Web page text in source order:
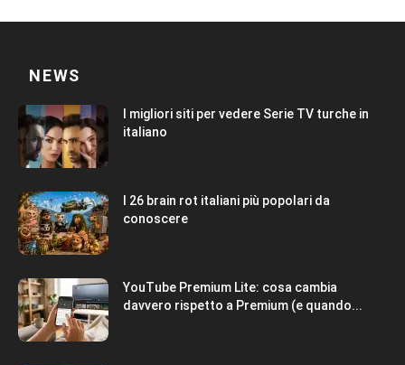
NEWS
I migliori siti per vedere Serie TV turche in
italiano
I 26 brain rot italiani più popolari da
conoscere
YouTube Premium Lite: cosa cambia
davvero rispetto a Premium (e quando...